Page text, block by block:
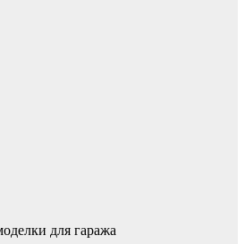
для гаража